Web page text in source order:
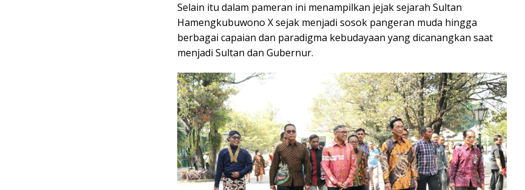
Selain itu dalam pameran ini menampilkan jejak sejarah Sultan
Hamengkubuwono X sejak menjadi sosok pangeran muda hingga
berbagai capaian dan paradigma kebudayaan yang dicanangkan saat
menjadi Sultan dan Gubernur.